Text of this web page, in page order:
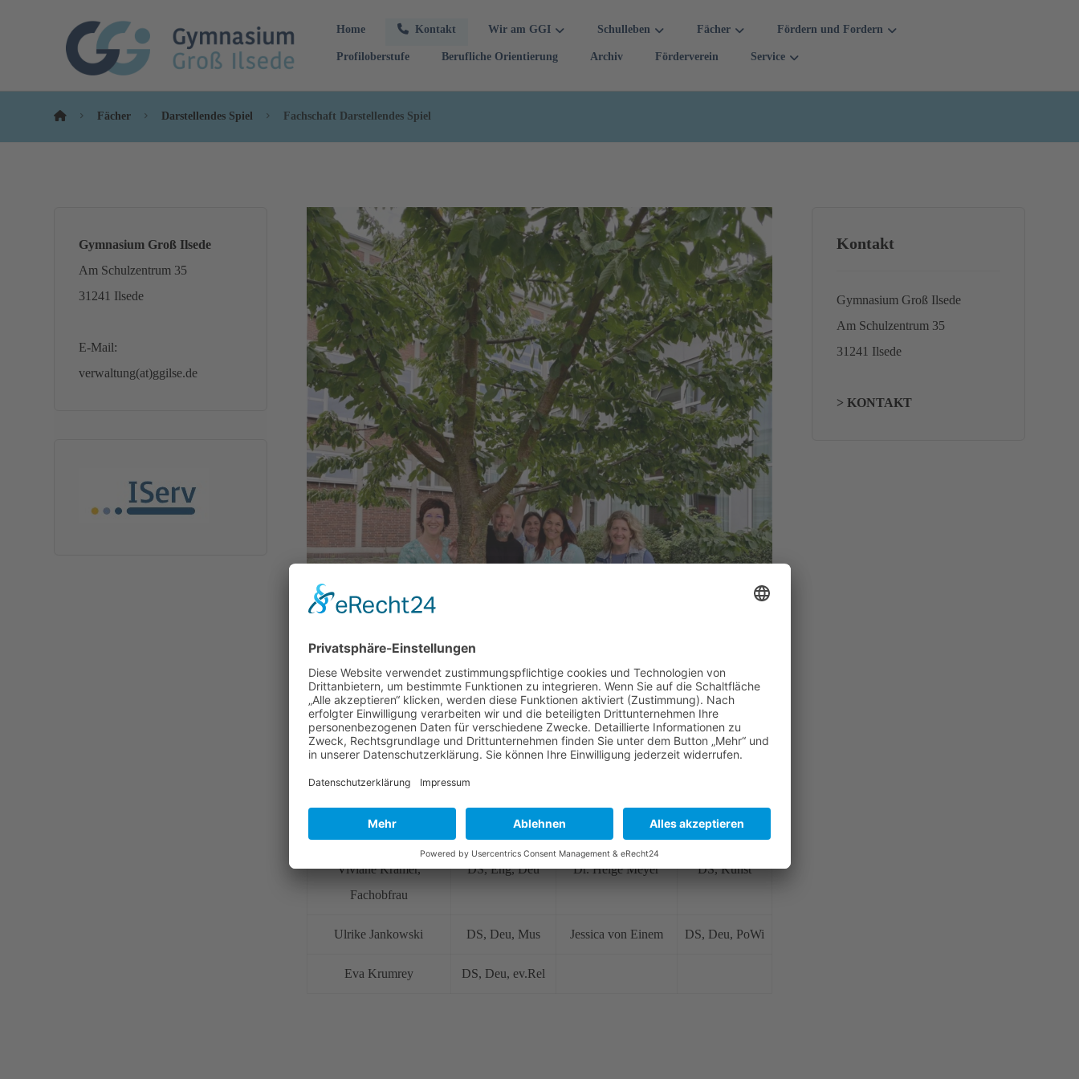
Home Kontakt Wir am GGI Schulleben Fächer Fördern und Fordern
Profiloberstufe Berufliche Orientierung Archiv Förderverein Service
Fächer Darstellendes Spiel Fachschaft Darstellendes Spiel
Gymnasium Groß Ilsede
Am Schulzentrum 35
31241 Ilsede
E-Mail:
verwaltung(at)ggilse.de
Viviane Krämer,
Fachobfrau
DS, Eng, Deu Dr. Helge Meyer DS, Kunst
Ulrike Jankowski DS, Deu, Mus Jessica von Einem DS, Deu, PoWi
Eva Krumrey DS, Deu, ev.Rel
Kontakt
Gymnasium Groß Ilsede
Am Schulzentrum 35
31241 Ilsede
> KONTAKT